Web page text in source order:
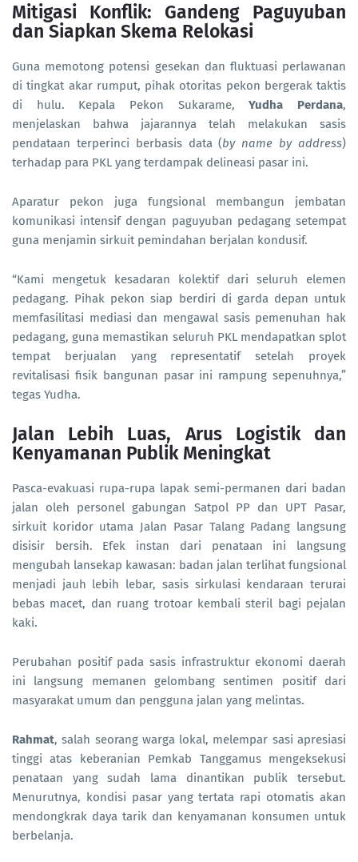
Mitigasi Konflik: Gandeng Paguyuban
dan Siapkan Skema Relokasi
Guna memotong potensi gesekan dan fluktuasi perlawanan
di tingkat akar rumput, pihak otoritas pekon bergerak taktis
di hulu. Kepala Pekon Sukarame,Yudha Perdana,
menjelaskan bahwa jajarannya telah melakukan sasis
pendataan terperinci berbasis data (by name by address)
terhadap para PKL yang terdampak delineasi pasar ini.
Aparatur pekon juga fungsional membangun jembatan
komunikasi intensif dengan paguyuban pedagang setempat
guna menjamin sirkuit pemindahan berjalan kondusif.
“Kami mengetuk kesadaran kolektif dari seluruh elemen
pedagang. Pihak pekon siap berdiri di garda depan untuk
memfasilitasi mediasi dan mengawal sasis pemenuhan hak
pedagang, guna memastikan seluruh PKL mendapatkan splot
tempat berjualan yang representatif setelah proyek
revitalisasi fisik bangunan pasar ini rampung sepenuhnya,”
tegas Yudha.
Jalan Lebih Luas, Arus Logistik dan
Kenyamanan Publik Meningkat
Pasca-evakuasi rupa-rupa lapak semi-permanen dari badan
jalan oleh personel gabungan Satpol PP dan UPT Pasar,
sirkuit koridor utama Jalan Pasar Talang Padang langsung
disisir bersih. Efek instan dari penataan ini langsung
mengubah lansekap kawasan: badan jalan terlihat fungsional
menjadi jauh lebih lebar, sasis sirkulasi kendaraan terurai
bebas macet, dan ruang trotoar kembali steril bagi pejalan
kaki.
Perubahan positif pada sasis infrastruktur ekonomi daerah
ini langsung memanen gelombang sentimen positif dari
masyarakat umum dan pengguna jalan yang melintas.
Rahmat, salah seorang warga lokal, melempar sasi apresiasi
tinggi atas keberanian Pemkab Tanggamus mengeksekusi
penataan yang sudah lama dinantikan publik tersebut.
Menurutnya, kondisi pasar yang tertata rapi otomatis akan
mendongkrak daya tarik dan kenyamanan konsumen untuk
berbelanja.